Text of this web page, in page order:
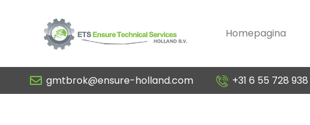
Homepagina
gmtbrok@ensure-holland.com +31 6 55 728 938